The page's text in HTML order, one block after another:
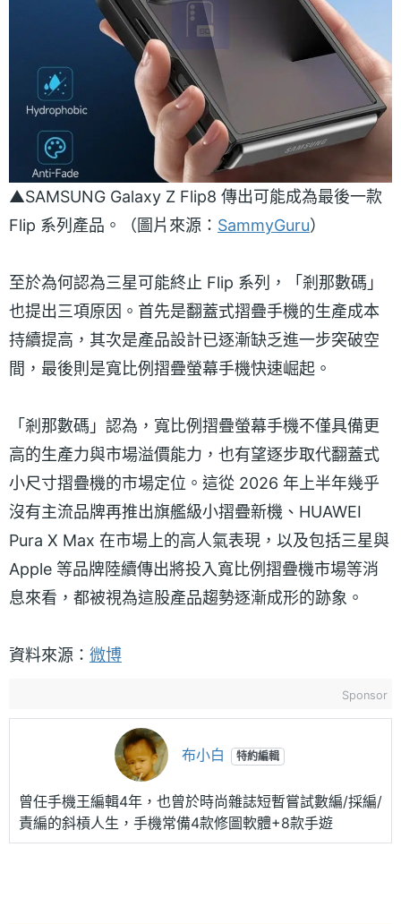
▲SAMSUNG Galaxy Z Flip8 傳出可能成為最後一款
Flip 系列產品。（圖片來源： SammyGuru）
至於為何認為三星可能終止 Flip 系列，「剎那數碼」
也提出三項原因。首先是翻蓋式摺疊手機的生產成本
持續提高，其次是產品設計已逐漸缺乏進一步突破空
間，最後則是寬比例摺疊螢幕手機快速崛起。
「剎那數碼」認為，寬比例摺疊螢幕手機不僅具備更
高的生產力與市場溢價能力，也有望逐步取代翻蓋式
小尺寸摺疊機的市場定位。這從 2026 年上半年幾乎
沒有主流品牌再推出旗艦級小摺疊新機、HUAWEI
Pura X Max 在市場上的高人氣表現，以及包括三星與
Apple 等品牌陸續傳出將投入寬比例摺疊機市場等消
息來看，都被視為這股產品趨勢逐漸成形的跡象。
資料來源： 微博
Sponsor
布小白 特約編輯
曾任手機王編輯4年，也曾於時尚雜誌短暫嘗試數編/採編/
責編的斜槓人生，手機常備4款修圖軟體+8款手遊